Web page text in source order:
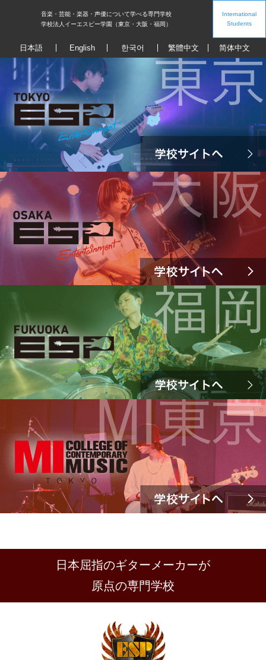
音楽・芸能・楽器・声優について学べる専門学校
学校法人イーエスピー学園（東京・大阪・福岡）
International
Students
日本語 English 한국어 繁體中文 简体中文
日本屈指のギターメーカーが
原点の専門学校